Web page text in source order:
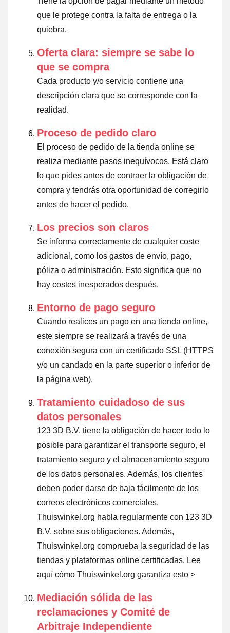
que le protege contra la falta de entrega o la
quiebra.
Oferta clara: siempre se sabe lo
que se compra
Cada producto y/o servicio contiene una
descripción clara que se corresponde con la
realidad.
Proceso de pedido claro
El proceso de pedido de la tienda online se
realiza mediante pasos inequívocos. Está claro
lo que pides antes de contraer la obligación de
compra y tendrás otra oportunidad de corregirlo
antes de hacer el pedido.
Los precios son claros
Se informa correctamente de cualquier coste
adicional, como los gastos de envío, pago,
póliza o administración. Esto significa que no
hay costes inesperados después.
Entorno de pago seguro
Cuando realices un pago en una tienda online,
este siempre se realizará a través de una
conexión segura con un certificado SSL (HTTPS
y/o un candado en la parte superior o inferior de
la página web).
Tratamiento cuidadoso de sus
datos personales
123 3D B.V. tiene la obligación de hacer todo lo
posible para garantizar el transporte seguro, el
tratamiento seguro y el almacenamiento seguro
de los datos personales. Además, los clientes
deben poder darse de baja fácilmente de los
correos electrónicos comerciales.
Thuiswinkel.org habla regularmente con 123 3D
B.V. sobre sus obligaciones. Además,
Thuiswinkel.org comprueba la seguridad de las
tiendas y plataformas online certificadas. Lee
aquí cómo Thuiswinkel.org garantiza esto >
Mediación sólida de las
reclamaciones y Comité de
Arbitraje Independiente